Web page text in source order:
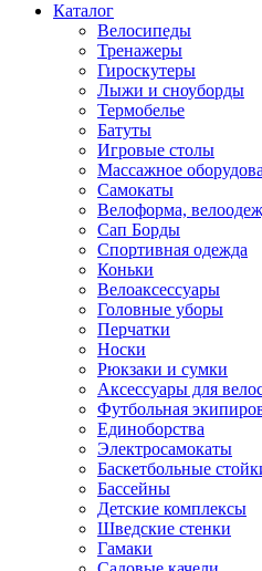
Каталог
Велосипеды
Тренажеры
Гироскутеры
Лыжи и сноуборды
Термобелье
Батуты
Игровые столы
Массажное
Самокаты
Велоформа,
Сап Борды
Спортивная одежда
Коньки
Велоаксессуары
Головные уборы
Перчатки
Носки
Рюкзаки и сумки
Аксессуары для
Футбольная
Единоборства
Электросамокаты
Баскетбольные
Бассейны
Детские комплексы
Шведские стенки
Гамаки